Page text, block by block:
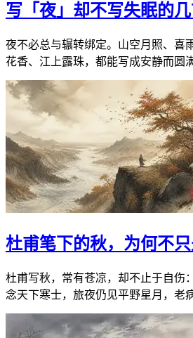
写「夜」却不写失眠的
夜不必总与辗转绑定。山空月照、喜
花香、江上露珠，都能写成安静而圆
专看不靠失眠撑场的夜色。
杜甫笔下的秋，为何不只
杜甫写秋，常有苍凉，却不止于自伤
念天下寒士，旅夜仍见平野星月，老
首，看他如何把悲秋写深，又写宽。